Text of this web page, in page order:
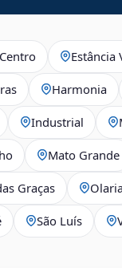
Centro Estância
Harmonia
Industrial
Mato Grande
Graças Olaria
São Luís